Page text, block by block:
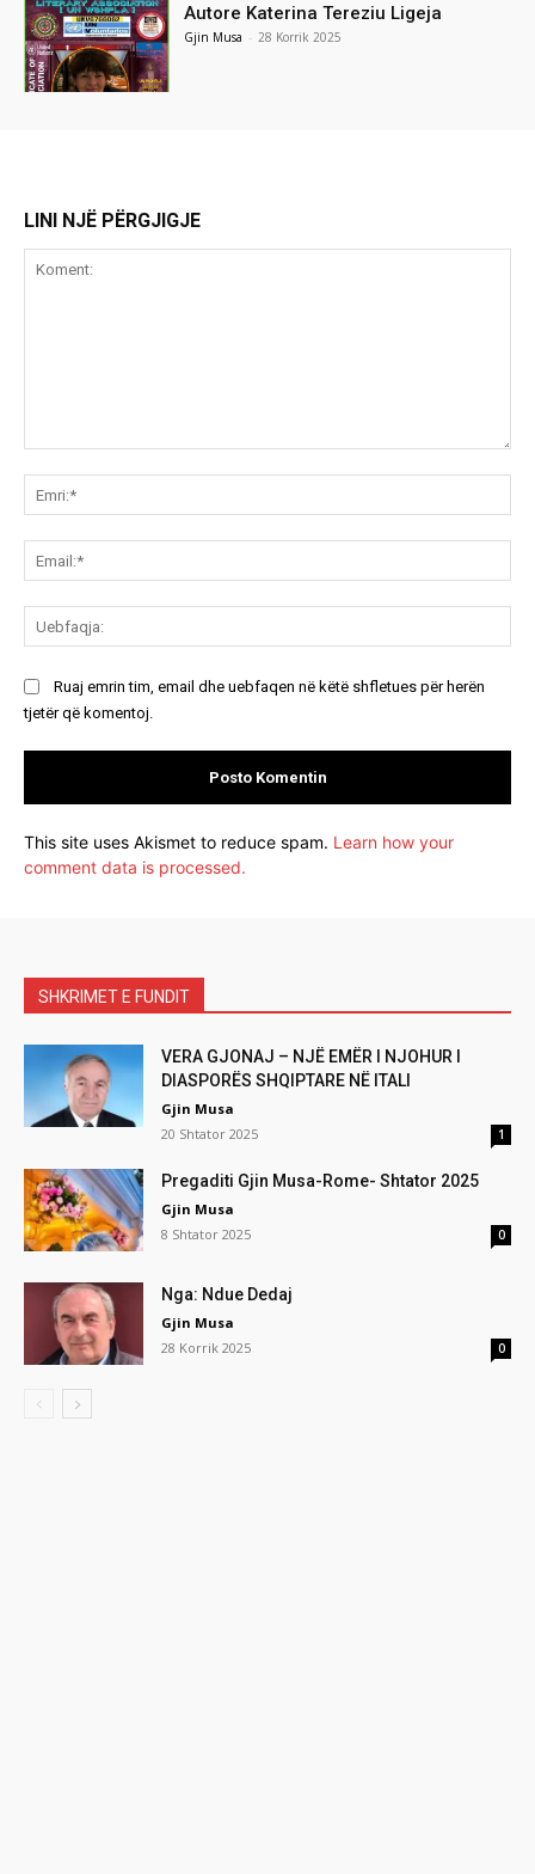
Autore Katerina Tereziu Ligeja
Gjin Musa - 28 Korrik 2025
LINI NJË PËRGJIGJE
Ruaj emrin tim, email dhe uebfaqen në këtë shfletues për herën
tjetër që komentoj.
This site uses Akismet to reduce spam. Learn how your
comment data is processed.
SHKRIMET E FUNDIT
VERA GJONAJ – NJË EMËR I NJOHUR I
DIASPORËS SHQIPTARE NË ITALI
Gjin Musa
20 Shtator 2025
1
Pregaditi Gjin Musa-Rome- Shtator 2025
Gjin Musa
8 Shtator 2025
0
Nga: Ndue Dedaj
Gjin Musa
28 Korrik 2025
0